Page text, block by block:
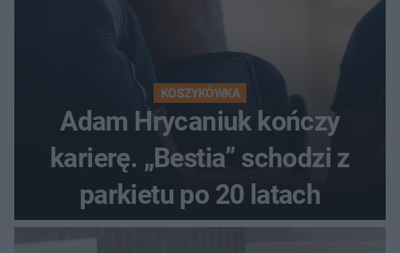
KOSZYKÓWKA
Adam Hrycaniuk kończy
karierę. „Bestia” schodzi z
parkietu po 20 latach